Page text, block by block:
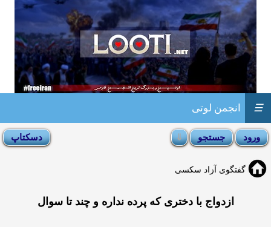
انجمن لوتی ☰
گفتگوی آزاد سکسی
ازدواج با دختری كه پرده نداره و چند تا سوال